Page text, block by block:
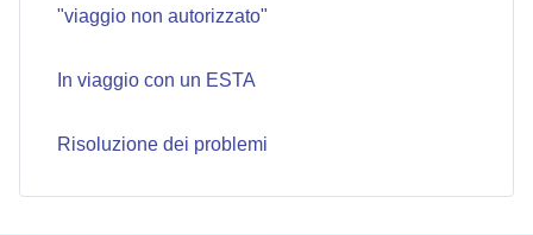
"viaggio non autorizzato"
In viaggio con un ESTA
Risoluzione dei problemi